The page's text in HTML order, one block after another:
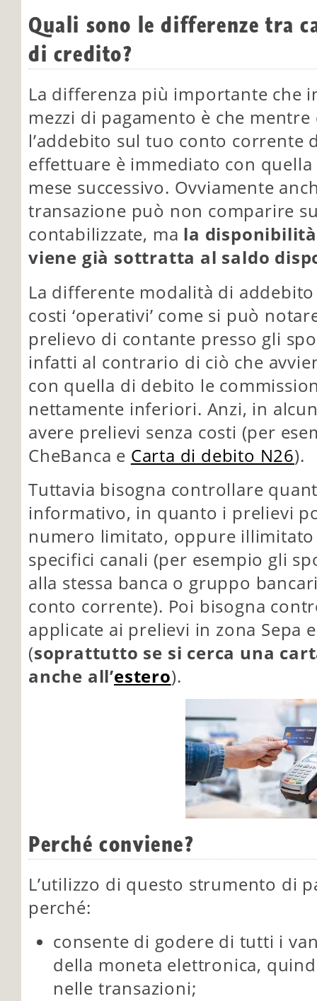
Quali sono le differenze tra
di credito?
La differenza più importante che
mezzi di pagamento è che
l’addebito sul tuo conto corrente
effettuare è immediato con
mese successivo. Ovviamente
transazione può non comparire
contabilizzate, ma la
viene già sottratta al saldo
La differente modalità di
costi ‘operativi’ come si può
prelievo di contante presso gli
infatti al contrario di ciò che
con quella di debito le
nettamente inferiori. Anzi, in
avere prelievi senza costi (per
CheBanca e Carta di debito N26).
Tuttavia bisogna controllare
informativo, in quanto i prelievi
numero limitato, oppure
specifici canali (per esempio gli
alla stessa banca o gruppo
conto corrente). Poi bisogna
applicate ai prelievi in zona Sepa
(soprattutto se si cerca una
anche all’estero).
Perché conviene?
L’utilizzo di questo strumento di
perché:
consente di godere di tutti i
della moneta elettronica,
nelle transazioni;